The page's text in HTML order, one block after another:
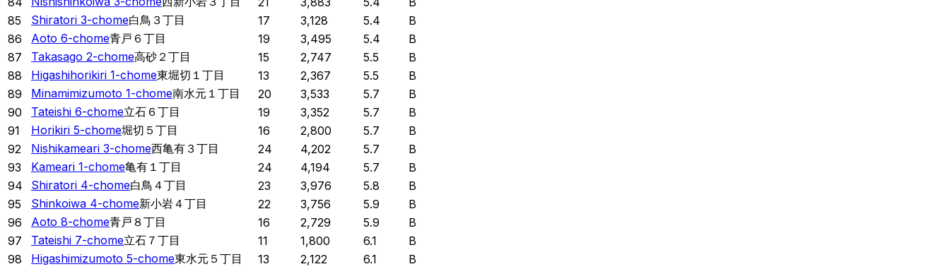
85
Shiratori 3-chome白鳥３丁目 17 3,128 5.4
B
86
Aoto 6-chome青戸６丁目 19 3,495 5.4
B
87
Takasago 2-chome高砂２丁目 15 2,747 5.5
B
88
Higashihorikiri 1-chome東堀切１丁目 13 2,367 5.5
B
89
Minamimizumoto 1-chome南水元１丁目 20 3,533 5.7
B
90
Tateishi 6-chome立石６丁目 19 3,352 5.7
B
91
Horikiri 5-chome堀切５丁目 16 2,800 5.7
B
92
Nishikameari 3-chome西亀有３丁目 24 4,202 5.7
B
93
Kameari 1-chome亀有１丁目 24 4,194 5.7
B
94
Shiratori 4-chome白鳥４丁目 23 3,976 5.8
B
95
Shinkoiwa 4-chome新小岩４丁目 22 3,756 5.9
B
96
Aoto 8-chome青戸８丁目 16 2,729 5.9
B
97
Tateishi 7-chome立石７丁目 11 1,800 6.1
B
98
Higashimizumoto 5-chome東水元５丁目 13 2,122 6.1 B